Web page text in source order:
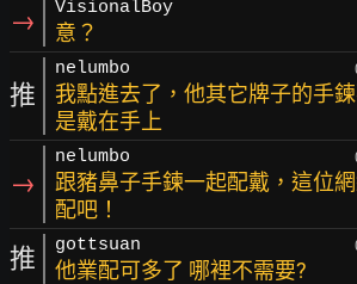
→ VisionalBoy
意？
推
nelumbo
我點進去了，他其它牌子的手
是戴在手上
→
nelumbo
跟豬鼻子手鍊一起配戴，這位
配吧！
推 gottsuan
他業配可多了 哪裡不需要?